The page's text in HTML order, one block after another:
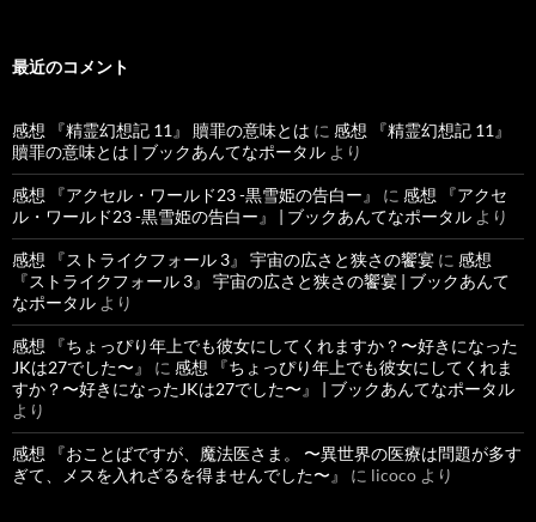
最近のコメント
感想 『精霊幻想記 11』 贖罪の意味とは に 感想 『精霊幻想記 11』
贖罪の意味とは | ブックあんてなポータル より
感想 『アクセル・ワールド23 -黒雪姫の告白ー』 に 感想 『アクセ
ル・ワールド23 -黒雪姫の告白ー』 | ブックあんてなポータル より
感想 『ストライクフォール 3』 宇宙の広さと狭さの饗宴 に 感想
『ストライクフォール 3』 宇宙の広さと狭さの饗宴 | ブックあんて
なポータル より
感想 『ちょっぴり年上でも彼女にしてくれますか？〜好きになった
JKは27でした〜』
に 感想 『ちょっぴり年上でも彼女にしてくれま
すか？〜好きになったJKは27でした〜』 | ブックあんてなポータル
より
感想 『おことばですが、魔法医さま。 〜異世界の医療は問題が多す
ぎて、メスを入れざるを得ませんでした〜』
に licoco より